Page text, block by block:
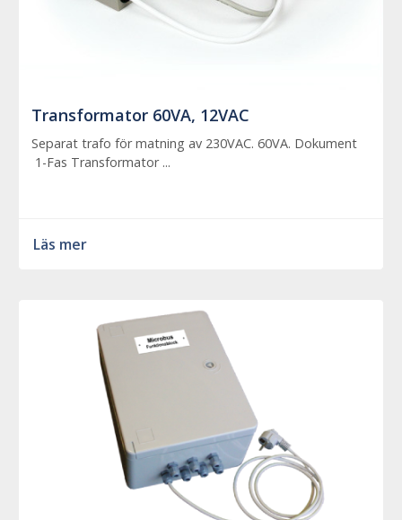
Transformator 60VA, 12VAC
Separat trafo för matning av 230VAC. 60VA. Dokument
1-Fas Transformator ...
Läs mer